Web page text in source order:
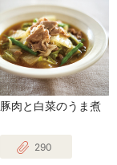
豚肉と白菜のうま煮
290